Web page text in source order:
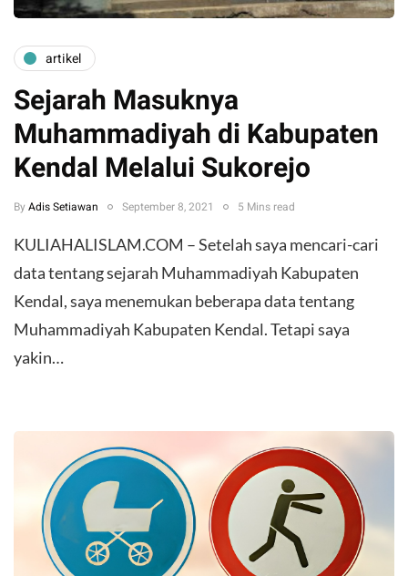
artikel
Sejarah Masuknya
Muhammadiyah di Kabupaten
Kendal Melalui Sukorejo
By Adis Setiawan September 8, 2021 5 Mins read
KULIAHALISLAM.COM – Setelah saya mencari-cari
data tentang sejarah Muhammadiyah Kabupaten
Kendal, saya menemukan beberapa data tentang
Muhammadiyah Kabupaten Kendal. Tetapi saya
yakin…